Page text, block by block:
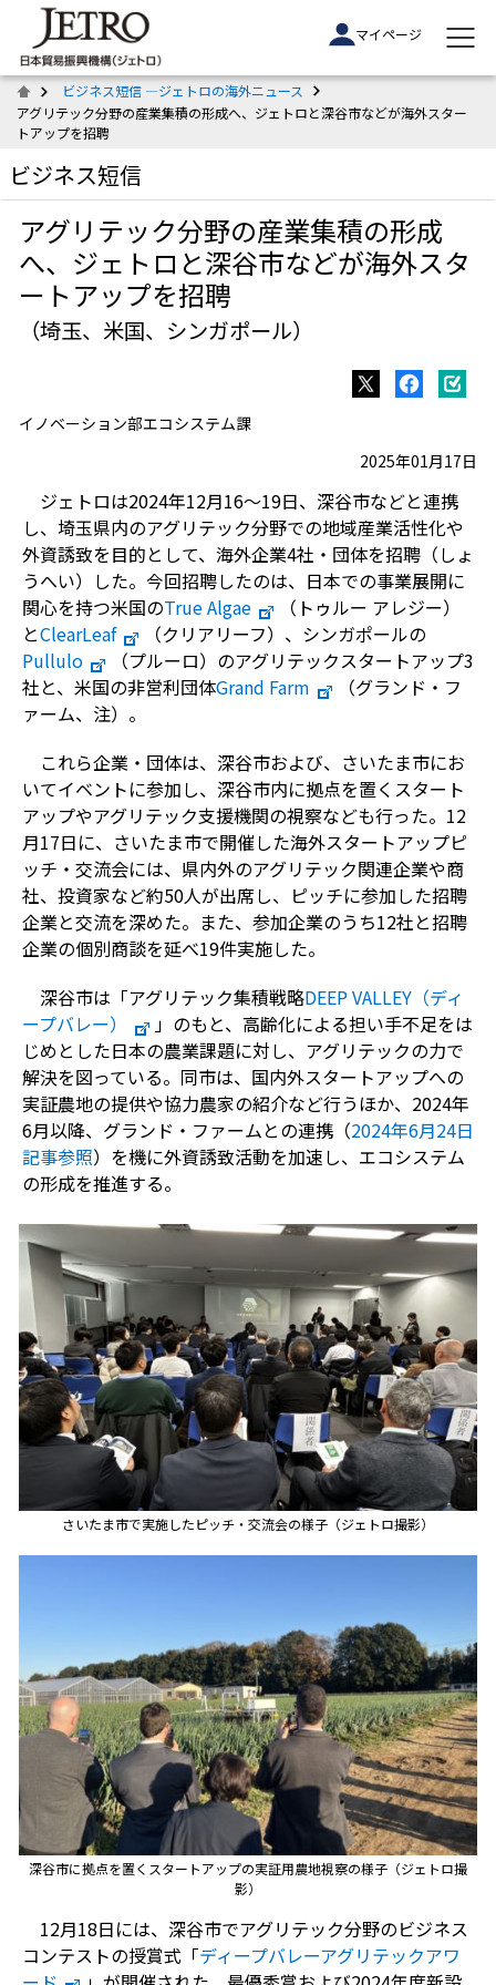
マイページ
ビジネス短信 ―ジェトロの海外ニュース
アグリテック分野の産業集積の形成へ、ジェトロと深谷市などが海外スター
トアップを招聘
ビジネス短信
アグリテック分野の産業集積の形成
へ、ジェトロと深谷市などが海外スタ
ートアップを招聘
（埼玉、米国、シンガポール）
イノベーション部エコシステム課
2025年01月17日
ジェトロは2024年12月16～19日、深谷市などと連携
し、埼玉県内のアグリテック分野での地域産業活性化や
外資誘致を目的として、海外企業4社・団体を招聘（しょ
うへい）した。今回招聘したのは、日本での事業展開に
関心を持つ米国のTrue Algae
（トゥルー アレジー）
とClearLeaf
（クリアリーフ）、シンガポールの
Pullulo
（プルーロ）のアグリテックスタートアップ3
社と、米国の非営利団体Grand Farm
（グランド・フ
ァーム、注）。
これら企業・団体は、深谷市および、さいたま市にお
いてイベントに参加し、深谷市内に拠点を置くスタート
アップやアグリテック支援機関の視察なども行った。 12
月17日に、さいたま市で開催した海外スタートアップピ
ッチ・交流会には、県内外のアグリテック関連企業や商
社、投資家など約50人が出席し、ピッチに参加した招聘
企業と交流を深めた。また、参加企業のうち12社と招聘
企業の個別商談を延べ19件実施した。
深谷市は「アグリテック集積戦略DEEP VALLEY（ディ
ープバレー）
」のもと、高齢化による担い手不足をは
じめとした日本の農業課題に対し、アグリテックの力で
解決を図っている。同市は、国内外スタートアップへの
実証農地の提供や協力農家の紹介など行うほか、 2024年
6月以降、グランド・ファームとの連携（2024年6月24日
記事参照）を機に外資誘致活動を加速し、エコシステム
の形成を推進する。
さいたま市で実施したピッチ・交流会の様子（ジェトロ撮影）
深谷市に拠点を置くスタートアップの実証用農地視察の様子（ジェトロ撮
影）
12月18日には、深谷市でアグリテック分野のビジネス
コンテストの授賞式「ディープバレーアグリテックアワ